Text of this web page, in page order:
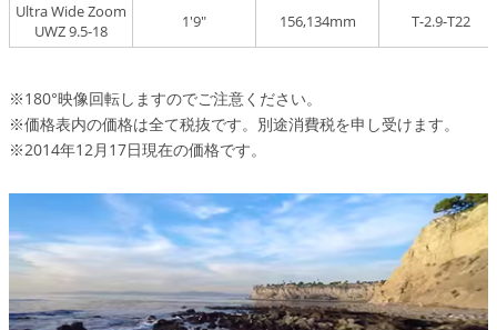
Ultra Wide Zoom
UWZ 9.5-18
1'9" 156,134mm T-2.9-T22
※180°映像回転しますのでご注意ください。
※価格表内の価格は全て税抜です。別途消費税を申し受けます。
※2014年12月17日現在の価格です。